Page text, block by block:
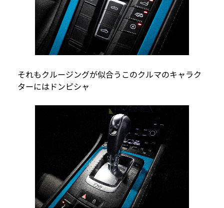
それもクルージングが似合うこのクルマのキャラク
ターにはドンピシャ